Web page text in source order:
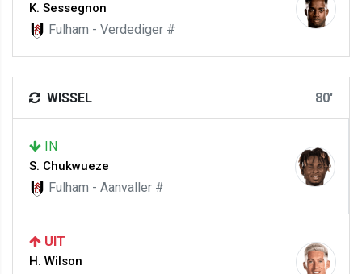
K. Sessegnon
Fulham - Verdediger #
WISSEL 80'
IN
S. Chukwueze
Fulham - Aanvaller #
UIT
H. Wilson